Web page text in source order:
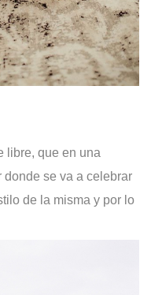
libre, que en una
se va a celebrar
de la misma y por lo